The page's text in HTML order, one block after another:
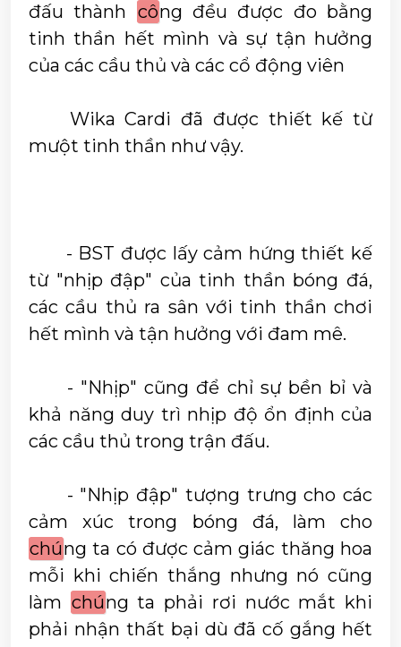
đấu thành công đều được đo bằng
tinh thần hết mình và sự tận hưởng
của các cầu thủ và các cổ động viên
mưột tinh thần như vậy.
từ "nhịp đập" của tinh thần bóng đá,
các cầu thủ ra sân với tinh thần chơi
hết mình và tận hưởng với đam mê.
khả năng duy trì nhịp độ ổn định của
các cầu thủ trong trận đấu.
chúng ta có được cảm giác thăng hoa
mỗi khi chiến thắng nhưng nó cũng
làm chúng ta phải rơi nước mắt khi
phải nhận thất bại dù đã cố gắng hết